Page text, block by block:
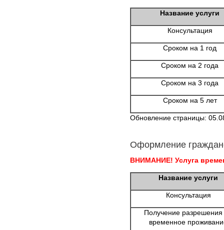
Название услуги
Консультация
Сроком на 1 год
Сроком на 2 года
Сроком на 3 года
Сроком на 5 лет
Обновление страницы:
Оформление
ВНИМАНИЕ! Услуга
Название услуги
Консультация
Получение разрешения
временное